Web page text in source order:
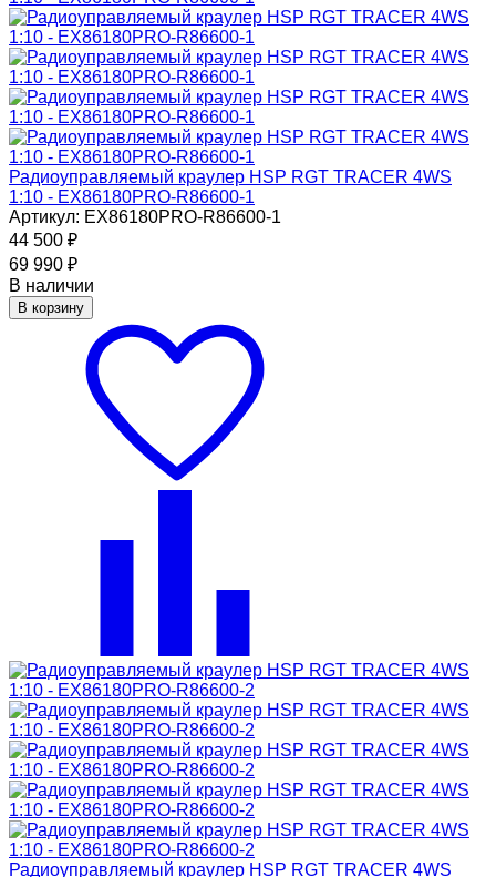
Радиоуправляемый краулер HSP RGT TRACER 4WS
1:10 - EX86180PRO-R86600-1
Артикул: EX86180PRO-R86600-1
44 500 ₽
69 990 ₽
В наличии
В корзину
Радиоуправляемый краулер HSP RGT TRACER 4WS